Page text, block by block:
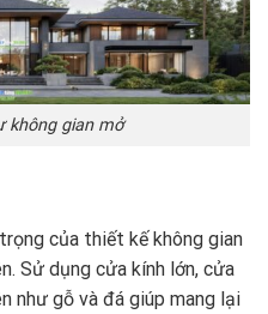
không gian mở
của thiết kế không gian
Sử dụng cửa kính lớn, cửa
như gỗ và đá giúp mang lại